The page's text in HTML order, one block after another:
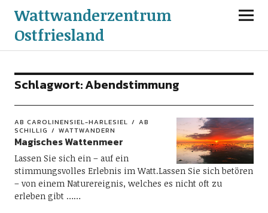
Wattwanderzentrum
Ostfriesland
Schlagwort:Abendstimmung
AB CAROLINENSIEL-HARLESIEL
AB
SCHILLIG
WATTWANDERN
Magisches Wattenmeer
Lassen Sie sich ein – auf ein
stimmungsvolles Erlebnis im Watt.Lassen Sie sich betören
– von einem Naturereignis, welches es nicht oft zu
erleben gibt ……